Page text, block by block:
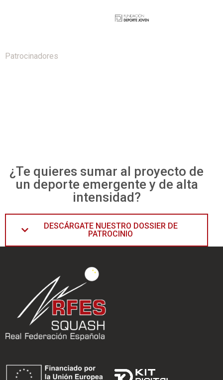
Patrocinadores
¿Te quieres sumar al proyecto de
un deporte emergente y de alta
intensidad?
DESCÁRGATE NUESTRO DOSSIER DE
PATROCINIO